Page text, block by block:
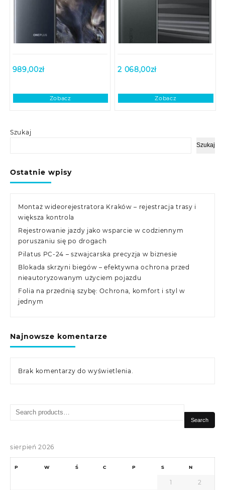
Szukaj
Szukaj
Ostatnie wpisy
Montaż wideorejestratora Kraków – rejestracja trasy i
większa kontrola
Rejestrowanie jazdy jako wsparcie w codziennym
poruszaniu się po drogach
Pilatus PC-24 – szwajcarska precyzja w biznesie
Blokada skrzyni biegów – efektywna ochrona przed
nieautoryzowanym użyciem pojazdu
Folia na przednią szybę: Ochrona, komfort i styl w
jednym
Najnowsze komentarze
Brak komentarzy do wyświetlenia.
989,00zł
Zobacz
2 068,00zł
Zobacz
Search
Search
sierpień 2026
P W Ś C P S N
1 2